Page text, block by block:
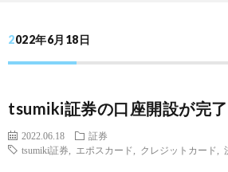
2022年6月18日
tsumiki証券の口座開設が完
2022.06.18
証券
tsumiki証券
エポスカード クレジットカード